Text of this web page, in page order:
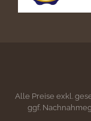
Alle Preise exkl.
ggf.